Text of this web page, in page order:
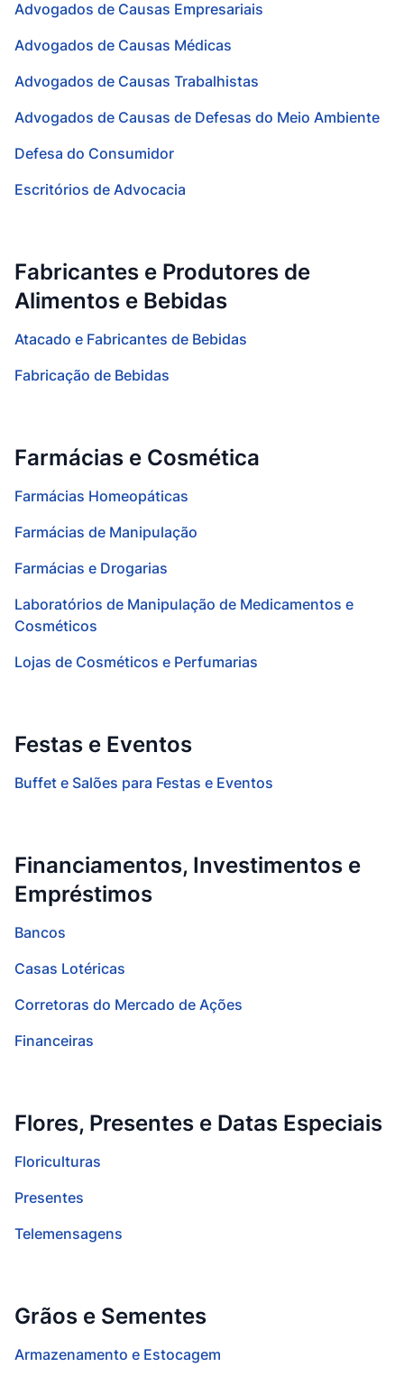
Advogados de Causas Empresariais
Advogados de Causas Médicas
Advogados de Causas Trabalhistas
Advogados de Causas de Defesas do Meio Ambiente
Defesa do Consumidor
Escritórios de Advocacia
Fabricantes e Produtores de
Alimentos e Bebidas
Atacado e Fabricantes de Bebidas
Fabricação de Bebidas
Farmácias e Cosmética
Farmácias Homeopáticas
Farmácias de Manipulação
Farmácias e Drogarias
Laboratórios de Manipulação de Medicamentos e
Cosméticos
Lojas de Cosméticos e Perfumarias
Festas e Eventos
Buffet e Salões para Festas e Eventos
Financiamentos, Investimentos e
Empréstimos
Bancos
Casas Lotéricas
Corretoras do Mercado de Ações
Financeiras
Flores, Presentes e Datas Especiais
Floriculturas
Presentes
Telemensagens
Grãos e Sementes
Armazenamento e Estocagem